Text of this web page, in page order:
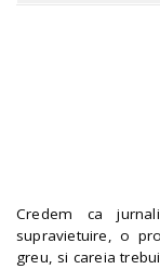
Credem ca
supravietuire, o
greu, si careia